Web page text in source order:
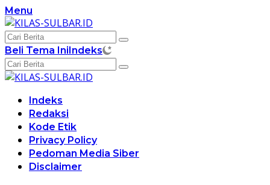
Langsung
ke
konten
Menu
Beli Tema IniIndeks
Indeks
Redaksi
Kode Etik
Privacy Policy
Pedoman Media Siber
Disclaimer